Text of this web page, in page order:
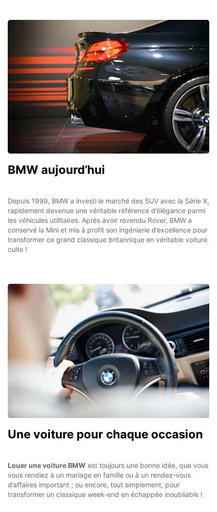
BMW aujourd’hui
Depuis 1999, BMW a investi le marché des SUV avec la Série X,
rapidement devenue une véritable référence d’élégance parmi
les véhicules utilitaires. Après avoir revendu Rover, BMW a
conservé la Mini et mis à profit son ingénierie d’excellence pour
transformer ce grand classique britannique en véritable voiture
culte !
Une voiture pour chaque occasion
Louer une voiture BMW est toujours une bonne idée, que vous
vous rendiez à un mariage en famille ou à un rendez-vous
d’affaires important ; ou encore, tout simplement, pour
transformer un classique week-end en échappée inoubliable !